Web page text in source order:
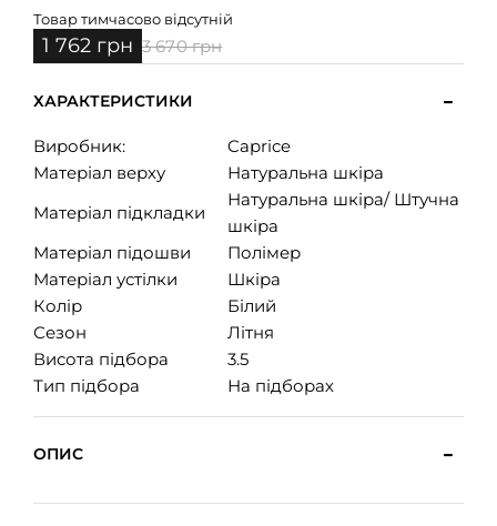
Товар тимчасово відсутній
1 762 грн 3 670 грн
ХАРАКТЕРИСТИКИ
Виробник:
Caprice
Матеріал верху
Натуральна шкіра
Матеріал підкладки
Натуральна шкіра/ Штучна
шкіра
Матеріал підошви
Полімер
Матеріал устілки
Шкіра
Колір
Білий
Сезон
Літня
Висота підбора
3.5
Тип підбора
На підборах
ОПИС